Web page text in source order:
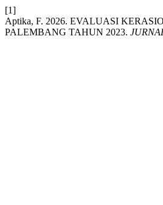
[1]
Aptika, F. 2026. EVALUASI
PALEMBANG TAHUN 2023.